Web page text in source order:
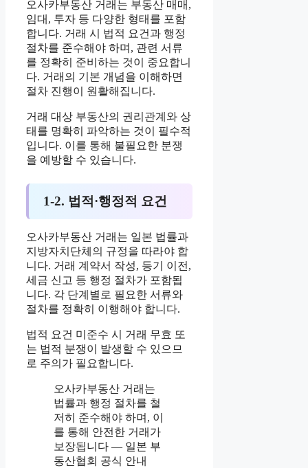
오사카부동산 거래는 부동산 매매,
임대, 투자 등 다양한 형태를 포함
합니다. 거래 시 법적 요건과 행정
절차를 준수해야 하며, 관련 서류
를 정확히 준비하는 것이 중요합니
다. 거래의 기본 개념을 이해하면
절차 진행이 원활해집니다.
거래 대상 부동산의 권리관계와 상
태를 명확히 파악하는 것이 필수적
입니다. 이를 통해 불필요한 분쟁
을 예방할 수 있습니다.
1-2. 법적·행정적 요건
오사카부동산 거래는 일본 법률과
지방자치단체의 규정을 따라야 합
니다. 거래 계약서 작성, 등기 이전,
세금 신고 등 행정 절차가 포함됩
니다. 각 단계별로 필요한 서류와
절차를 정확히 이행해야 합니다.
법적 요건 미준수 시 거래 무효 또
는 법적 분쟁이 발생할 수 있으므
로 주의가 필요합니다.
오사카부동산 거래는
법률과 행정 절차를 철
저히 준수해야 하며, 이
를 통해 안전한 거래가
보장됩니다 — 일본 부
동산협회 공식 안내